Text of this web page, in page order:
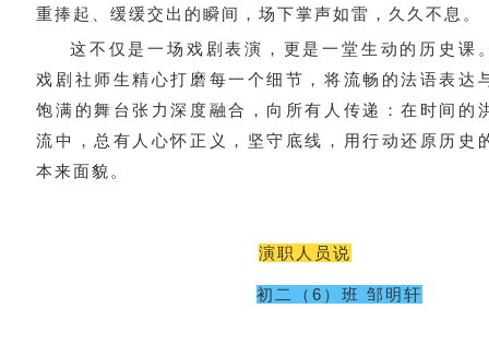
重捧起、缓缓交出的瞬间，场下掌声如雷，久久不息。
这不仅是一场戏剧表演，更是一堂生动的历史课
戏剧社师生精心打磨每一个细节，将流畅的法语表达
饱满的舞台张力深度融合，向所有人传递：在时间的
流中，总有人心怀正义，坚守底线，用行动还原历史
本来面貌。
演职人员说
初二（6）班 邹明轩